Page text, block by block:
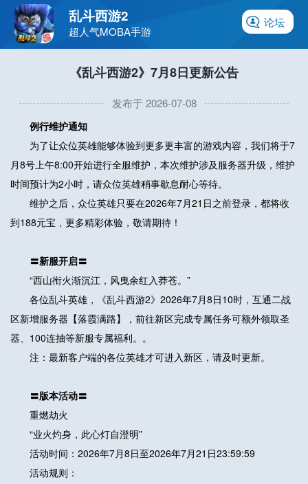
论坛
乱斗西游2
超人气MOBA手游
《乱斗西游2》7月8日更新公告
发布于 2026-07-08
例行维护通知
为了让众位英雄能够体验到更多更丰富的游戏内容，我们将于7
月8号上午8:00开始进行全服维护，本次维护涉及服务器升级，维护
时间预计为2小时，请众位英雄稍事歇息耐心等待。
维护之后，众位英雄只要在2026年7月21日之前登录，都将收
到188元宝，更多精彩体验，敬请期待！
〓新服开启〓
“西山衔火渐沉江，风曳余红入莽苍。”
各位乱斗英雄，《乱斗西游2》2026年7月8日10时，互通二战
区新增服务器【落霞满路】，前往新区完成专属任务可额外领取圣
器、100连抽等新服专属福利。。
注：最新客户端的各位英雄才可进入新区，请及时更新。
〓版本活动〓
重燃劫火
“业火灼身，此心灯自澄明”
活动时间：2026年7月8日至2026年7月21日23:59:59
活动规则：